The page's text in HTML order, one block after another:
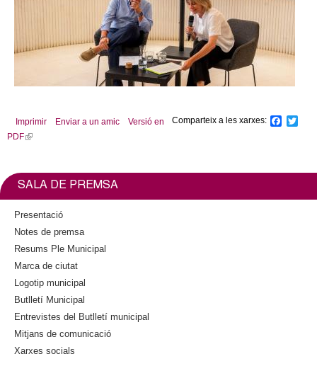
Comparteix a les xarxes:
k
Imprimir Enviar a un amic
Versió en
PDF(
n
i
t
e
r
n
a
SALA DE PREMSA
Presentació
Notes de premsa
Resums Ple Municipal
Marca de ciutat
Logotip municipal
Butlletí Municipal
Entrevistes del Butlletí municipal
Mitjans de comunicació
Xarxes socials